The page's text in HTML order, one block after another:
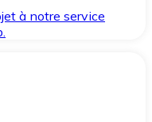
à notre service